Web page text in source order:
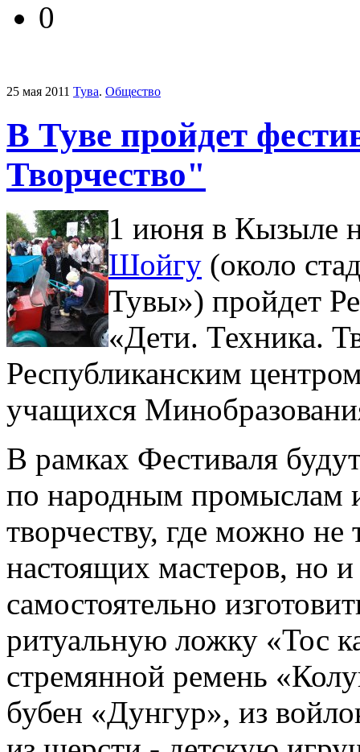
0
25 мая 2011 Тува. Общество
В Туве пройдет
Творчество"
1 июня в Кызыле
Шойгу (около
Тувы») пройдет
«Дети. Техника.
Республиканским
учащихся
В рамках Фестиваля
по народным промыслам
творчеству, где можно не
настоящих мастеров, но
самостоятельно
ритуальную ложку «Тос
стремянной ремень
бубен «Дунгур», из